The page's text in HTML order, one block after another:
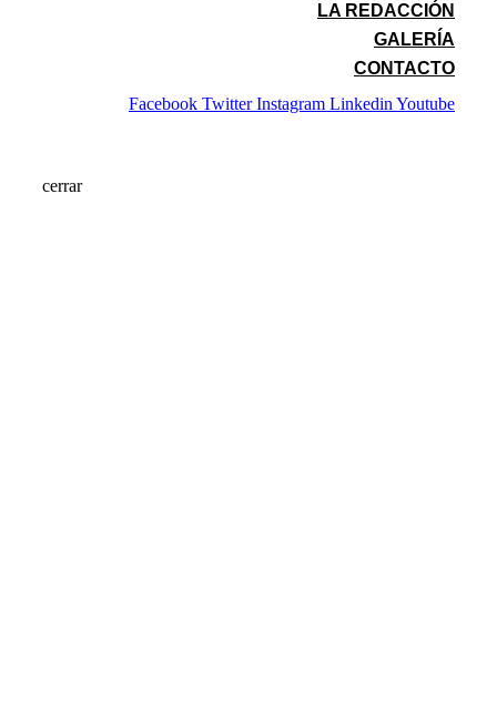
LA REDACCIÓN
GALERÍA
CONTACTO
Facebook Twitter Instagram Linkedin Youtube
cerrar